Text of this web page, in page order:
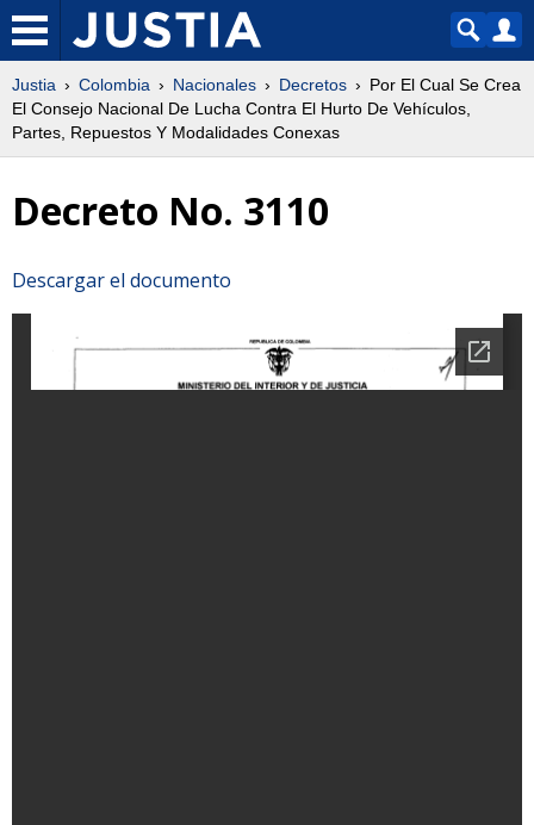
Justia Colombia Nacionales Decretos
Por El Cual Se Crea
El Consejo Nacional De Lucha Contra El Hurto De Vehículos,
Partes, Repuestos Y Modalidades Conexas
Decreto No. 3110
Descargar el documento